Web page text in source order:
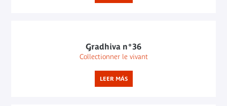
Gradhiva n°36
Collectionner le vivant
LEER MÁS